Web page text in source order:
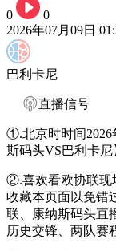
0
0
2026年07月09日
巴利卡尼
直播信号
①.北京时时间2026
斯码头VS巴利卡尼
②.喜欢看欧协联现
收藏本页面以免错
联、康纳斯码头直
历史交锋、两队赛